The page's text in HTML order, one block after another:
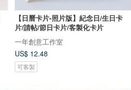
【日曆卡片-照片版】紀念日/生日卡
片/請帖/節日卡片/客製化卡片
一年創意工作室
US$ 12.48
可客製